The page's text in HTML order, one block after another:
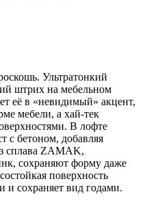
Ультратонкий
штрих на мебельном
её в «невидимый» акцент,
мебели, а хай-тек
В лофте
с бетоном, добавляя
сплава ZAMAK,
сохраняют форму даже
поверхность
и сохраняет вид годами.